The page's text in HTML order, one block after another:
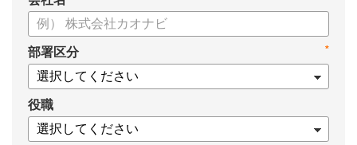
こちらの資料では、
・人事評価システムが必要な企業の特徴
・導入検討に必要な3つの視点
・7つの選定ポイント
についてまとめましたので、ぜひお役立てください。
*
部署区分
役職